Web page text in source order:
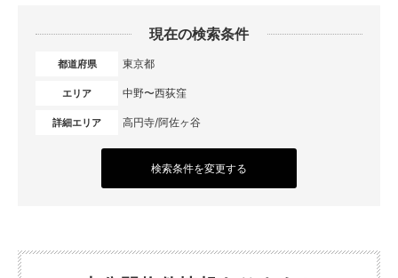
現在の検索条件
都道府県 東京都
エリア 中野〜西荻窪
詳細エリア 高円寺/阿佐ヶ谷
検索条件を変更する